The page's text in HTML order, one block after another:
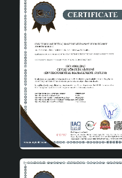
Estetik ve
Bouillie Handmade
bir arada sunar. El
abajurun benzersiz ve
kullanıcıya geniş bir
tonlarıyla mekanında
verir. Modern tasarımı,
obje hem de işlevsel bir
getirir.Bouillie
bir aydınlatma çözümü